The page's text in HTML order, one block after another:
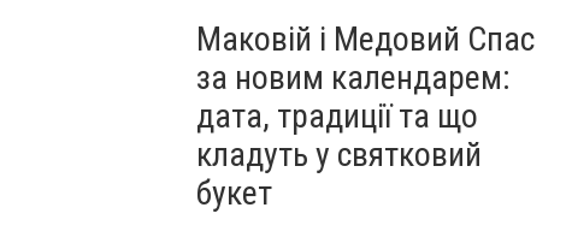
Маковій і Медовий Спас
за новим календарем:
дата, традиції та що
кладуть у святковий
букет